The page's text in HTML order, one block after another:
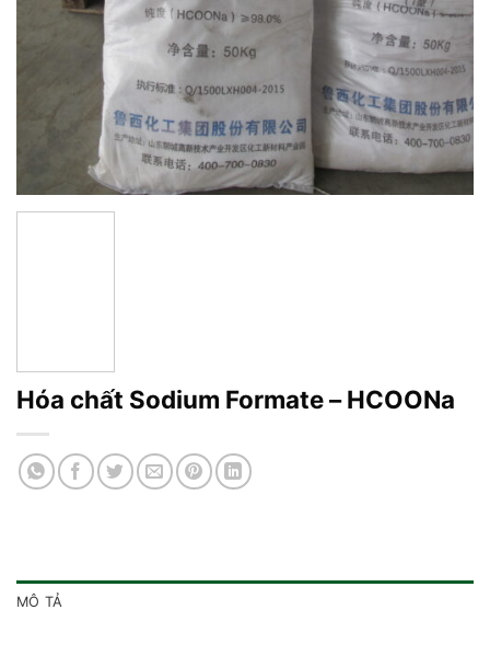
Hóa chất Sodium Formate – HCOONa
MÔ TẢ